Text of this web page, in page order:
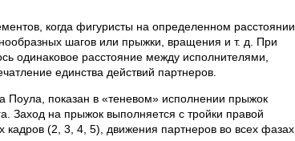
когда фигуристы на определенном расстоянии
шагов или прыжки, вращения и т. д. При
одинаковое расстояние между исполнителями,
единства действий партнеров.
показан в «теневом» исполнении прыжок
Заход на прыжок выполняется с тройки правой
кадров (2, 3, 4, 5), движения партнеров во всех фазах